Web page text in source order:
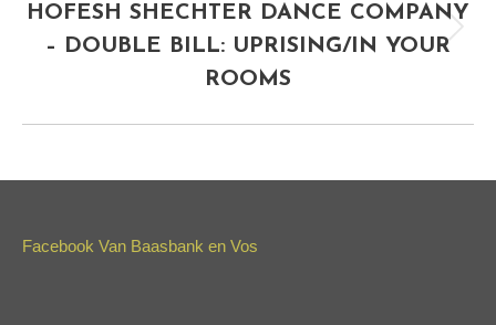
Next
project:
HOFESH SHECHTER DANCE COMPANY
– DOUBLE BILL: UPRISING/IN YOUR
ROOMS
Facebook Van Baasbank en Vos